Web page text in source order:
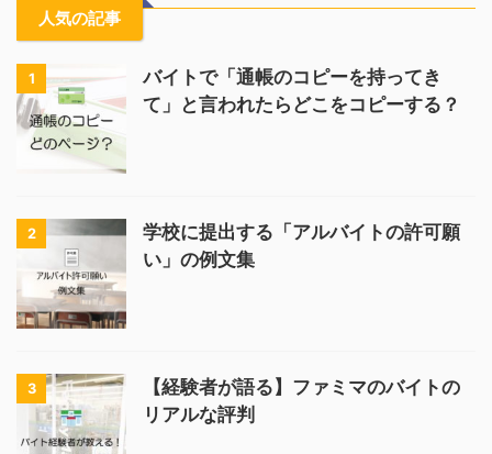
人気の記事
1
バイトで「通帳のコピーを持ってき
て」と言われたらどこをコピーする？
2
学校に提出する「アルバイトの許可願
い」の例文集
3
【経験者が語る】ファミマのバイトの
リアルな評判